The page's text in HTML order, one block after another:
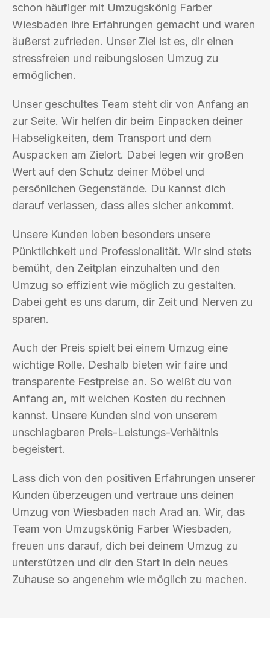
schon häufiger mit Umzugskönig Farber
Wiesbaden ihre Erfahrungen gemacht und waren
äußerst zufrieden. Unser Ziel ist es, dir einen
stressfreien und reibungslosen Umzug zu
ermöglichen.
Unser geschultes Team steht dir von Anfang an
zur Seite. Wir helfen dir beim Einpacken deiner
Habseligkeiten, dem Transport und dem
Auspacken am Zielort. Dabei legen wir großen
Wert auf den Schutz deiner Möbel und
persönlichen Gegenstände. Du kannst dich
darauf verlassen, dass alles sicher ankommt.
Unsere Kunden loben besonders unsere
Pünktlichkeit und Professionalität. Wir sind stets
bemüht, den Zeitplan einzuhalten und den
Umzug so effizient wie möglich zu gestalten.
Dabei geht es uns darum, dir Zeit und Nerven zu
sparen.
Auch der Preis spielt bei einem Umzug eine
wichtige Rolle. Deshalb bieten wir faire und
transparente Festpreise an. So weißt du von
Anfang an, mit welchen Kosten du rechnen
kannst. Unsere Kunden sind von unserem
unschlagbaren Preis-Leistungs-Verhältnis
begeistert.
Lass dich von den positiven Erfahrungen unserer
Kunden überzeugen und vertraue uns deinen
Umzug von Wiesbaden nach Arad an. Wir, das
Team von Umzugskönig Farber Wiesbaden,
freuen uns darauf, dich bei deinem Umzug zu
unterstützen und dir den Start in dein neues
Zuhause so angenehm wie möglich zu machen.